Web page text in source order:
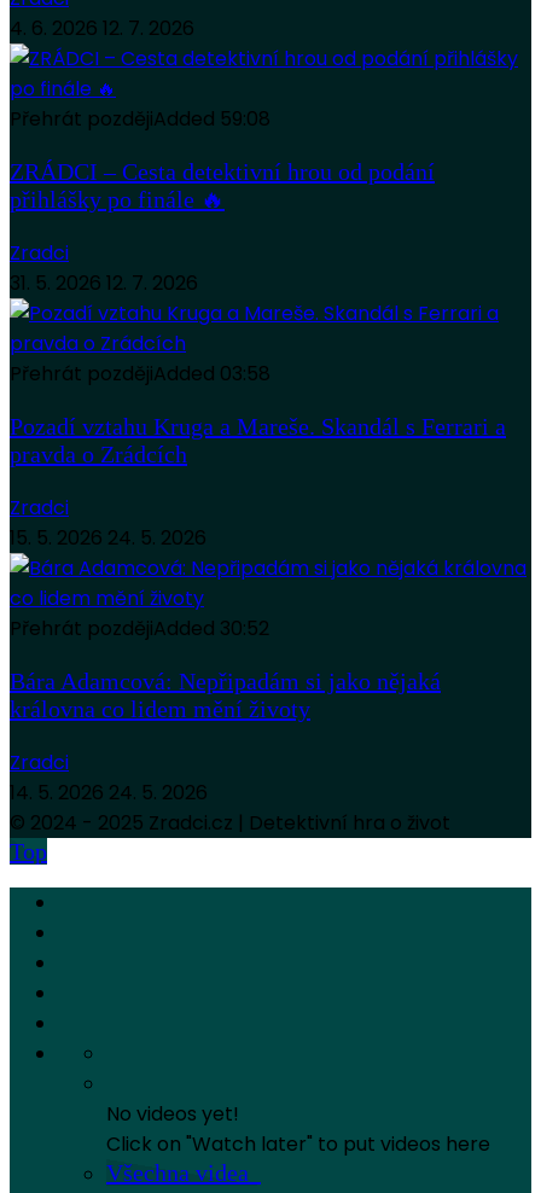
4. 6. 2026 12. 7. 2026
Přehrát pozdějiAdded 59:08
ZRÁDCI – Cesta detektivní hrou od podání
přihlášky po finále 🔥
Zradci
31. 5. 2026 12. 7. 2026
Přehrát pozdějiAdded 03:58
Pozadí vztahu Kruga a Mareše. Skandál s Ferrari a
pravda o Zrádcích
Zradci
15. 5. 2026 24. 5. 2026
Přehrát pozdějiAdded 30:52
Bára Adamcová: Nepřipadám si jako nějaká
královna co lidem mění životy
Zradci
14. 5. 2026 24. 5. 2026
© 2024 - 2025 Zradci.cz | Detektivní hra o život
Top
No videos yet!
Click on "Watch later" to put videos here
Všechna videa